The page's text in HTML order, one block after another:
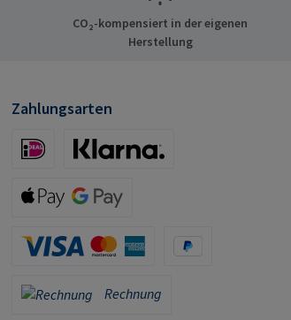
CO₂-kompensiert in der eigenen
Herstellung
Zahlungsarten
Rechnung
Rechnung